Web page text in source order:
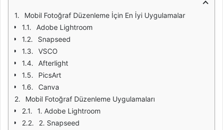
Mobil Fotoğraf Düzenleme İçin En İyi Uygulamalar
Adobe Lightroom
Snapseed
VSCO
Afterlight
PicsArt
Canva
Mobil Fotoğraf Düzenleme Uygulamaları
1. Adobe Lightroom
2. Snapseed